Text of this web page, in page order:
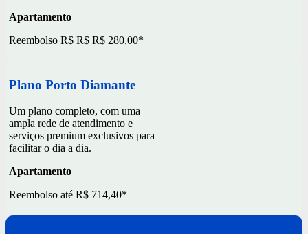
Apartamento
Reembolso R$ R$ R$ 280,00*
Plano Porto Diamante
Um plano completo, com uma
ampla rede de atendimento e
serviços premium exclusivos para
facilitar o dia a dia.
Apartamento
Reembolso até R$ 714,40*